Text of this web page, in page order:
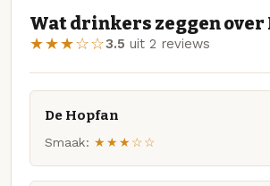
Wat drinkers zeggen
★★★☆☆3.5 uit 2 reviews
De Hopfan
Smaak: ★★★☆☆